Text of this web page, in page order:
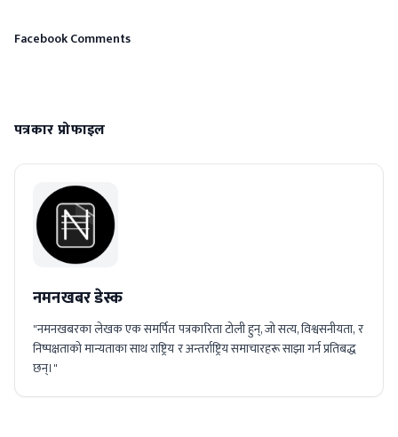
Facebook Comments
पत्रकार प्रोफाइल
नमनखबर डेस्क
"नमनखबरका लेखक एक समर्पित पत्रकारिता टोली हुन्, जो सत्य, विश्वसनीयता, र
निष्पक्षताको मान्यताका साथ राष्ट्रिय र अन्तर्राष्ट्रिय समाचारहरू साझा गर्न प्रतिबद्ध
छन्।"